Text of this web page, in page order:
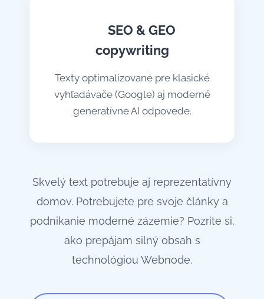
🔍 SEO & GEO
copywriting
Texty optimalizované pre klasické
vyhľadávače (Google) aj moderné
generatívne AI odpovede.
Skvelý text potrebuje aj reprezentatívny
domov. Potrebujete pre svoje články a
podnikanie moderné zázemie? Pozrite si,
ako prepájam silný obsah s
technológiou Webnode.